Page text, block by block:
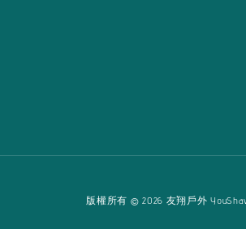
版權所有 © 2026 友翔戶外